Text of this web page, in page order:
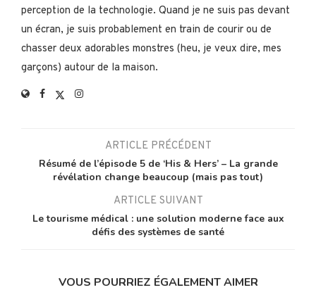
perception de la technologie. Quand je ne suis pas devant
un écran, je suis probablement en train de courir ou de
chasser deux adorables monstres (heu, je veux dire, mes
garçons) autour de la maison.
ARTICLE PRÉCÉDENT
Résumé de l’épisode 5 de ‘His & Hers’ – La grande
révélation change beaucoup (mais pas tout)
ARTICLE SUIVANT
Le tourisme médical : une solution moderne face aux
défis des systèmes de santé
VOUS POURRIEZ ÉGALEMENT AIMER